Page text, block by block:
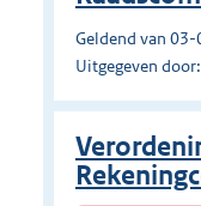
Geldend van
Uitgegeven